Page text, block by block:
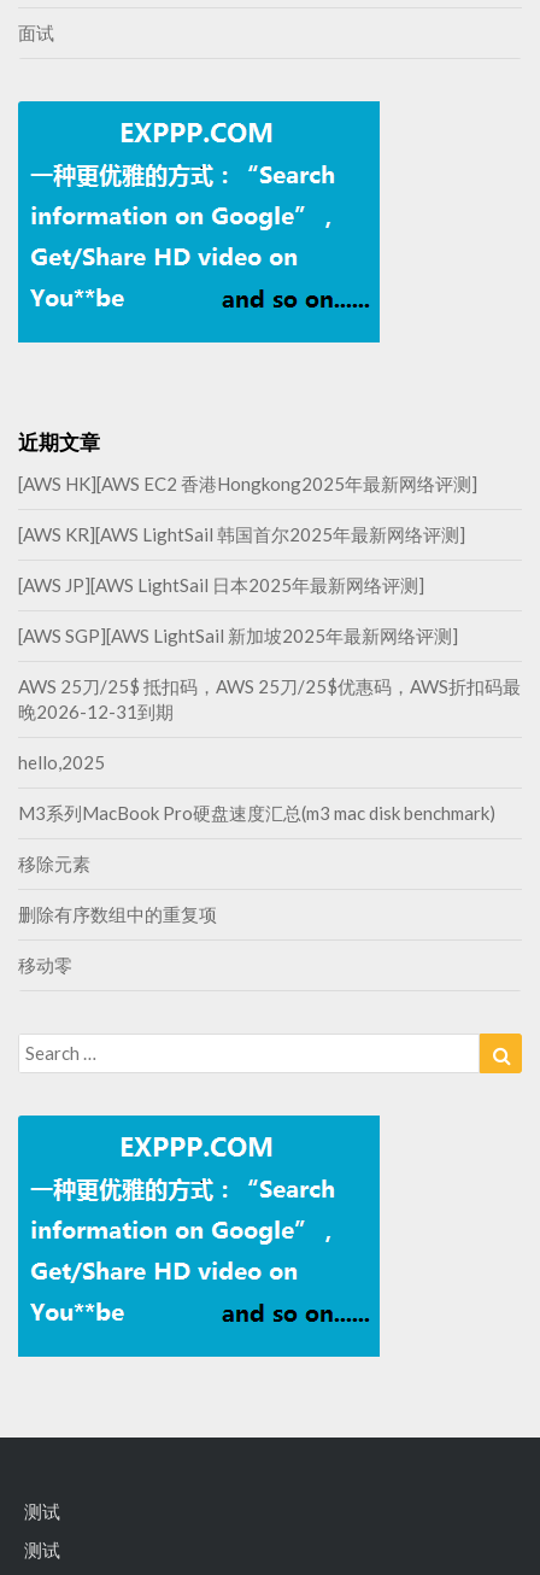
面试
近期文章
[AWS HK][AWS EC2 香港Hongkong2025年最新网络评测]
[AWS KR][AWS LightSail 韩国首尔2025年最新网络评测]
[AWS JP][AWS LightSail 日本2025年最新网络评测]
[AWS SGP][AWS LightSail 新加坡2025年最新网络评测]
AWS 25刀/25$ 抵扣码，AWS 25刀/25$优惠码，AWS折扣码最
晚2026-12-31到期
hello,2025
M3系列MacBook Pro硬盘速度汇总(m3 mac disk benchmark)
移除元素
删除有序数组中的重复项
移动零
Search
for:
测试
测试